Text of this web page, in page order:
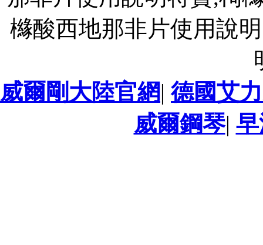
櫞酸西地那非片使用說
威爾剛大陸官網|德國艾
威爾鋼琴|